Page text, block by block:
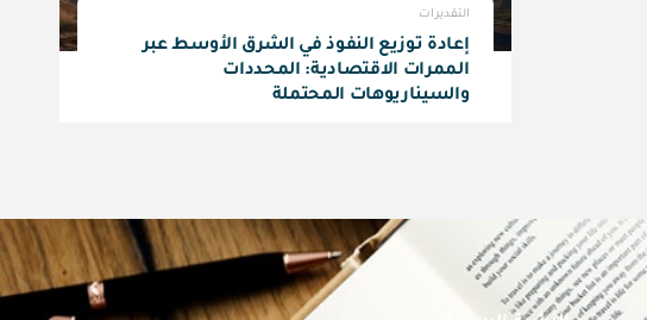
التقديرات
إعادة توزيع النفوذ في الشرق الأوسط عبر
الممرات الاقتصادية: المحددات
والسيناريوهات المحتملة